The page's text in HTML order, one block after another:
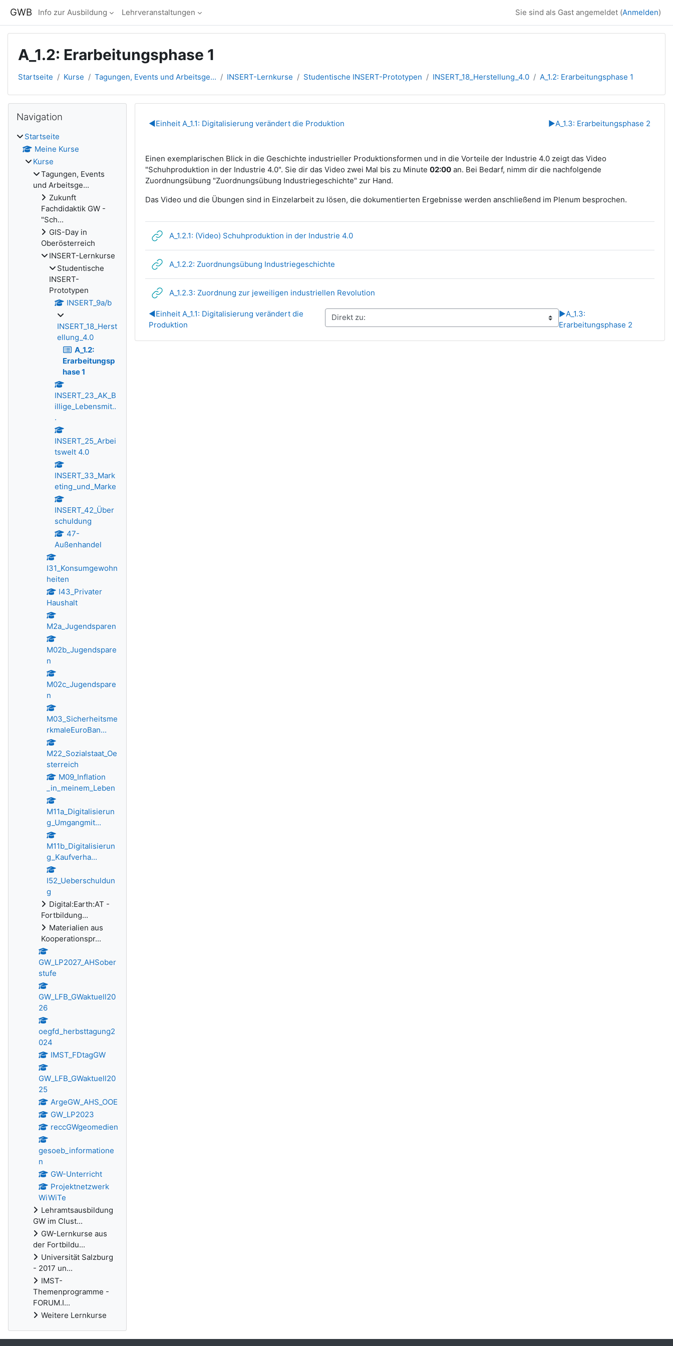
GWB Info zur Ausbildung Lehrveranstaltungen Sie sind als Gast angemeldet (Anmelden)
A_1.2: Erarbeitungsphase 1
Startseite Kurse Tagungen, Events und Arbeitsge... INSERT-Lernkurse Studentische INSERT-Prototypen INSERT_18_Herstellung_4.0 A_1.2: Erarbeitungsphase 1
Abschnittsübersicht
◀︎Einheit A_1.1: Digitalisierung verändert die Produktion ▶︎A_1.3: Erarbeitungsphase 2
Einen exemplarischen Blick in die Geschichte industrieller Produktionsformen und in die Vorteile der Industrie 4.0 zeigt das Video
"Schuhproduktion in der Industrie 4.0". Sie dir das Video zwei Mal bis zu Minute 02:00an. Bei Bedarf, nimm dir die nachfolgende
Zuordnungsübung "Zuordnungsübung Industriegeschichte" zur Hand.
Das Video und die Übungen sind in Einzelarbeit zu lösen, die dokumentierten Ergebnisse werden anschließend im Plenum besprochen.
A_1.2.1: (Video) Schuhproduktion in der Industrie 4.0Link/URL
A_1.2.2: Zuordnungsübung IndustriegeschichteLink/URL
A_1.2.3: Zuordnung zur jeweiligen industriellen RevolutionLink/URL
◀︎Einheit A_1.1: Digitalisierung verändert die
Produktion
▶︎A_1.3:
Erarbeitungsphase 2
Blöcke
Navigation
Startseite
Meine Kurse
Kurse
Tagungen, Events
und Arbeitsge...
Zukunft
Fachdidaktik GW -
"Sch...
GIS-Day in
Oberösterreich
INSERT-Lernkurse
Studentische
INSERT-
Prototypen
INSERT_9a/b
INSERT_18_Herst
ellung_4.0
A_1.2:
Erarbeitungsp
hase 1
INSERT_23_AK_B
illige_Lebensmit..
.
INSERT_25_Arbei
tswelt 4.0
INSERT_33_Mark
eting_und_Marke
INSERT_42_Über
schuldung
47-
Außenhandel
I31_Konsumgewohn
heiten
I43_Privater
Haushalt
M2a_Jugendsparen
M02b_Jugendspare
n
M02c_Jugendspare
n
M03_Sicherheitsme
rkmaleEuroBan...
M22_Sozialstaat_Oe
sterreich
M09_Inflation
_in_meinem_Leben
M11a_Digitalisierun
g_Umgangmit...
M11b_Digitalisierun
g_Kaufverha...
I52_Ueberschuldun
g
Digital:Earth:AT -
Fortbildung...
Materialien aus
Kooperationspr...
GW_LP2027_AHSober
stufe
GW_LFB_GWaktuell20
26
oegfd_herbsttagung2
024
IMST_FDtagGW
GW_LFB_GWaktuell20
25
ArgeGW_AHS_OOE
GW_LP2023
reccGWgeomedien
gesoeb_informatione
n
GW-Unterricht
Projektnetzwerk
WiWiTe
Lehramtsausbildung
GW im Clust...
GW-Lernkurse aus
der Fortbildu...
Universität Salzburg
- 2017 un...
IMST-
Themenprogramme -
FORUM.I...
Weitere Lernkurse